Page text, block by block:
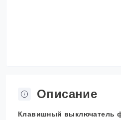
Описание
Клавишный выключатель